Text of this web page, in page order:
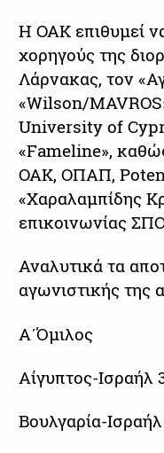
Η ΟΑΚ επιθυμεί
χορηγούς της
Λάρνακας, τον
«Wilson/
University of
«Fameline»,
ΟΑΚ, ΟΠΑΠ,
«Χαραλαμπίδης
επικοινωνίας
Αναλυτικά τα
αγωνιστικής της
Α΄Όμιλος
Αίγυπτος-Ισραήλ
Βουλγαρία-